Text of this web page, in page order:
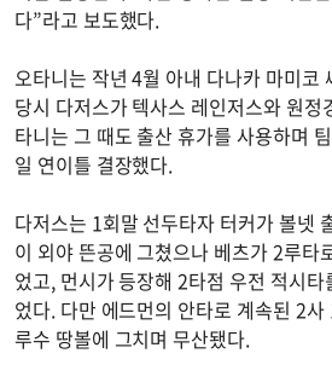
다”라고 보도했다.
오타니는 작년 4월 아내 다나카 마미코
당시 다저스가 텍사스 레인저스와 원정
타니는 그 때도 출산 휴가를 사용하며
일 연이틀 결장했다.
다저스는 1회말 선두타자 터커가 볼넷
이 외야 뜬공에 그쳤으나 베츠가 2루타
었고, 먼시가 등장해 2타점 우전 적시
었다. 다만 에드먼의 안타로 계속된 2
루수 땅볼에 그치며 무산됐다.